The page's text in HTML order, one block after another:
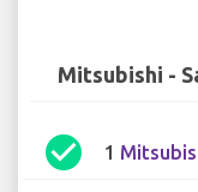
Mitsubishi -
check_circle 1